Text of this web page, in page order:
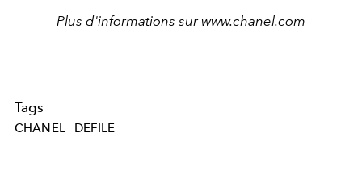
Plus d'informations sur www.chanel.com
Tags
CHANEL DEFILE